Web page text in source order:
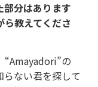
分はあります
ら教えてくださ
の
らない君を探して